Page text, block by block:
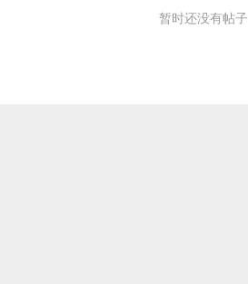
暂时还没有帖子